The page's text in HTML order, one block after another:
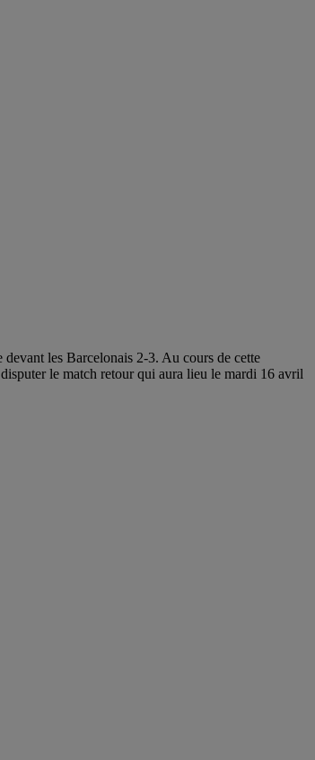
les Barcelonais 2-3. Au cours de cette
le match retour qui aura lieu le mardi 16 avril